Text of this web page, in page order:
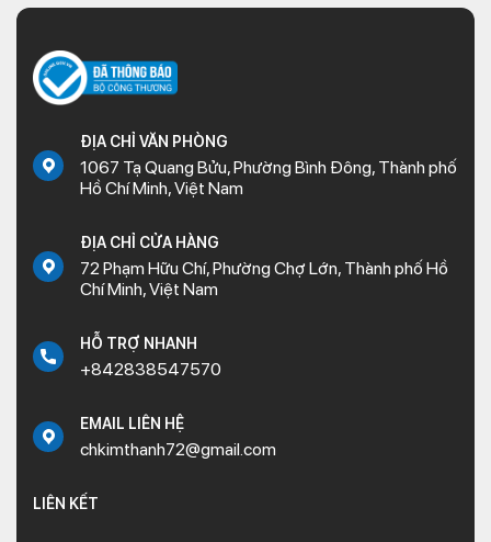
ĐỊA CHỈ VĂN PHÒNG
1067 Tạ Quang Bửu, Phường Bình Đông, Thành phố
Hồ Chí Minh, Việt Nam
ĐỊA CHỈ CỬA HÀNG
72 Phạm Hữu Chí, Phường Chợ Lớn, Thành phố Hồ
Chí Minh, Việt Nam
HỖ TRỢ NHANH
+842838547570
EMAIL LIÊN HỆ
chkimthanh72@gmail.com
LIÊN KẾT